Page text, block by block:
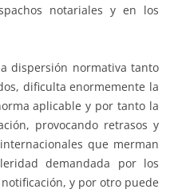
notariales y en los
dispersión normativa tanto
dificulta enormemente la
aplicable y por tanto la
provocando retrasos y
que merman
demandada por los
y por otro puede